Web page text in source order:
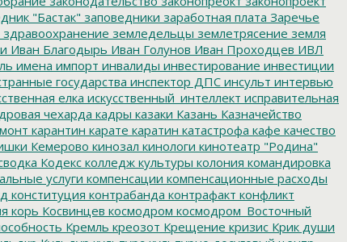
"Бастак" заповедники заработная плата Заречье
здравоохранение земледельцы землетрясение земля
Иван Благодырь Иван Голунов Иван Проходцев ИВЛ
имена импорт инвалиды инвестирование инвестиции
государства инспектор ДПС инсульт интервью
елка искусственный_интеллект исправительная
чехарда кадры казаки Казань Казначейство
карантин карате каратин катастрофа кафе качество
Кемерово кинозал кинологи кинотеатр "Родина"
Кодекс колледж культуры колония командировка
услуги компенсации компенсационные расходы
конституция контрабанда контрафакт конфликт
корь Косвинцев космодром космодром_Восточный
Кремль креозот Крещение кризис Крик души